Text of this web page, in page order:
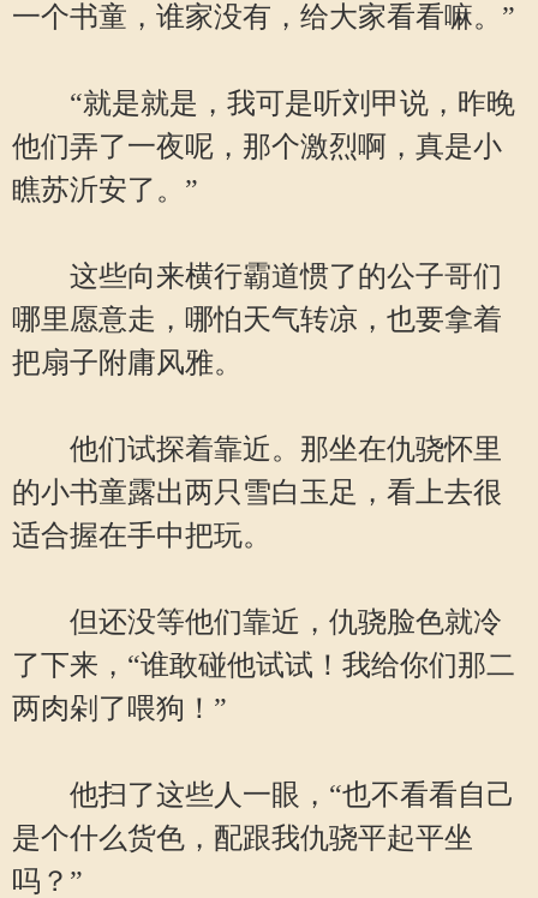
一个书童，谁家没有，给大家看看嘛。”
“就是就是，我可是听刘甲说，昨晚
他们弄了一夜呢，那个激烈啊，真是小
瞧苏沂安了。”
这些向来横行霸道惯了的公子哥们
哪里愿意走，哪怕天气转凉，也要拿着
把扇子附庸风雅。
他们试探着靠近。那坐在仇骁怀里
的小书童露出两只雪白玉足，看上去很
适合握在手中把玩。
但还没等他们靠近，仇骁脸色就冷
了下来，“谁敢碰他试试！我给你们那二
两肉剁了喂狗！”
他扫了这些人一眼，“也不看看自己
是个什么货色，配跟我仇骁平起平坐
吗？”